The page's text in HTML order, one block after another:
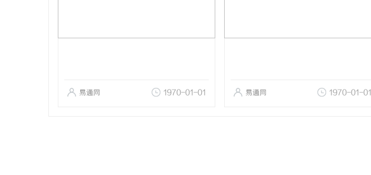
易通网 1970-01-01 易通网 1970-01-01